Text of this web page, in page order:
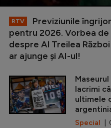
RTV
Previziunile
pentru 2026. Vorbea
despre Al Treilea
ar ajunge și AI-ul!
lacrimi
ultimele
Special |